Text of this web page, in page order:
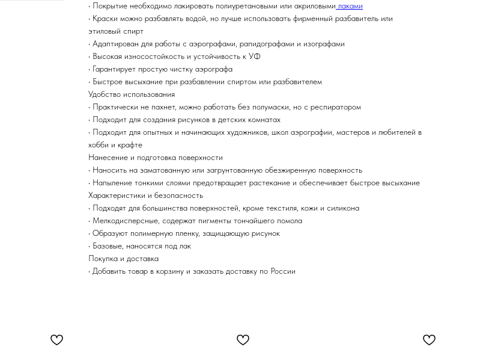
• Покрытие необходимо лакировать полиуретановыми или акриловыми лаками
• Краски можно разбавлять водой, но лучше использовать фирменный разбавитель или
этиловый спирт
• Адаптирован для работы с аэрографами, рапидографами и изографами
• Высокая износостойкость и устойчивость к УФ
• Гарантирует простую чистку аэрографа
• Быстрое высыхание при разбавлении спиртом или разбавителем
Удобство использования
• Практически не пахнет, можно работать без полумаски, но с респиратором
• Подходит для создания рисунков в детских комнатах
• Подходит для опытных и начинающих художников, школ аэрографии, мастеров и любителей в
хобби и крафте
Нанесение и подготовка поверхности
• Наносить на заматованную или загрунтованную обезжиренную поверхность
• Напыление тонкими слоями предотвращает растекание и обеспечивает быстрое высыхание
Характеристики и безопасность
• Подходят для большинства поверхностей, кроме текстиля, кожи и силикона
• Мелкодисперсные, содержат пигменты тончайшего помола
• Образуют полимерную пленку, защищающую рисунок
• Базовые, наносятся под лак
Покупка и доставка
• Добавить товар в корзину и заказать доставку по России